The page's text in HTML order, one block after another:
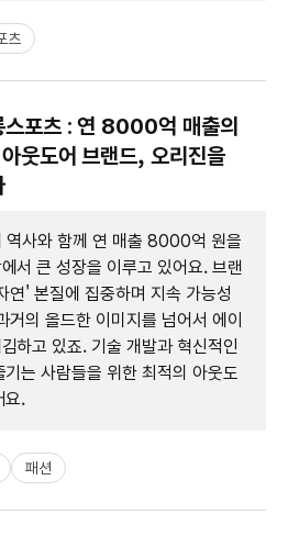
츠
스포츠 : 연 8000억 매출의
웃도어 브랜드, 오리진을
역사와 함께 연 매출 8000억 원을
서 큰 성장을 이루고 있어요. 브랜
연' 본질에 집중하며 지속 가능성
거의 올드한 이미지를 넘어서 에이
하고 있죠. 기술 개발과 혁신적인
는 사람들을 위한 최적의 아웃도
요.
패션